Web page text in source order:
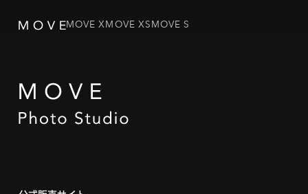
MOVE XMOVE XSMOVE S